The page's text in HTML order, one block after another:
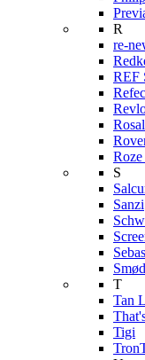
R
re-
REF
S
Sanzi
T
Tan
Tigi